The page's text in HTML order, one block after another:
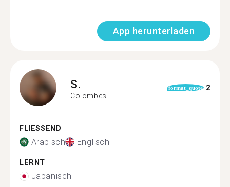
App herunterladen
S.
Colombes
format_quote 2
FLIESSEND
Arabisch Englisch
LERNT
Japanisch